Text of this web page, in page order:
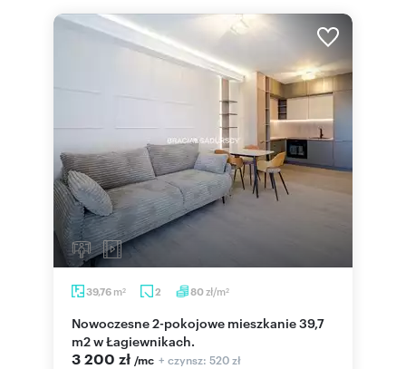
39,76 m2 2 80zł/m2
Nowoczesne 2-pokojowe mieszkanie 39,7
m2 w Łagiewnikach.
3 200 zł /mc + czynsz: 520 zł